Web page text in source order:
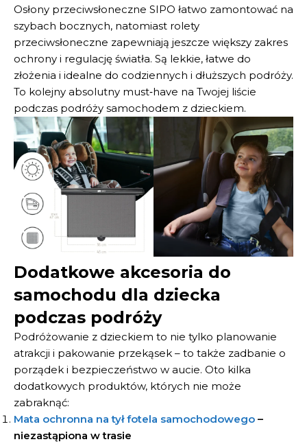
Osłony przeciwsłoneczne SIPO łatwo zamontować na
szybach bocznych, natomiast rolety
przeciwsłoneczne zapewniają jeszcze większy zakres
ochrony i regulację światła. Są lekkie, łatwe do
złożenia i idealne do codziennych i dłuższych podróży.
To kolejny absolutny must‑have na Twojej liście
podczas podróży samochodem z dzieckiem.
Dodatkowe akcesoria do
samochodu dla dziecka
podczas podróży
Podróżowanie z dzieckiem to nie tylko planowanie
atrakcji i pakowanie przekąsek – to także zadbanie o
porządek i bezpieczeństwo w aucie. Oto kilka
dodatkowych produktów, których nie może
zabraknąć:
Mata ochronna na tył fotela samochodowego –
niezastąpiona w trasie